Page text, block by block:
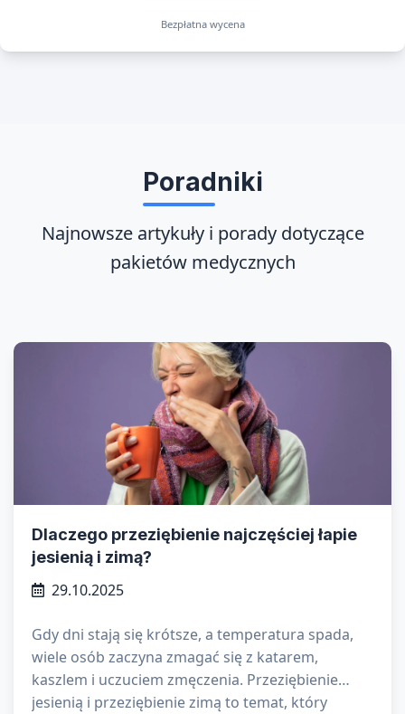
Bezpłatna wycena
Poradniki
Najnowsze artykuły i porady dotyczące
pakietów medycznych
Dlaczego przeziębienie najczęściej łapie
jesienią i zimą?
29.10.2025
Gdy dni stają się krótsze, a temperatura spada,
wiele osób zaczyna zmagać się z katarem,
kaszlem i uczuciem zmęczenia. Przeziębienie
jesienią i przeziębienie zimą to temat, który